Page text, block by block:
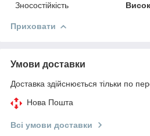
Зносостійкість
Приховати
Умови доставки
Доставка здійснюється тільки по
Нова Пошта
Всі умови доставки